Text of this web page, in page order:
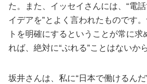
た。また、イッセイさんには、“電
イデアを”とよく言われたものです
トを明確にするということが常に求
れば、絶対に“ぶれる”ことはないから
坂井さんは、私に“日本で働けるん